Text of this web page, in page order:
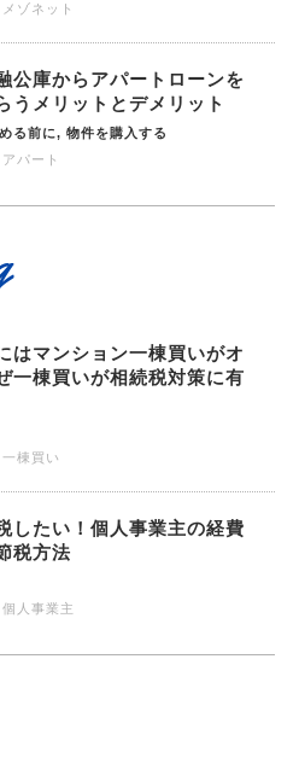
メゾネット
公庫からアパートローンを
うメリットとデメリット
る前に 物件を購入する
アパート
はマンション一棟買いがオ
一棟買いが相続税対策に有
一棟買い
したい！個人事業主の経費
税方法
個人事業主